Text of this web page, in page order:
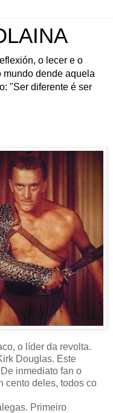
o lecer e o
mundo dende aquela
"Ser diferente é ser
o líder da revolta.
Douglas. Este
inmediato fan o
cento deles, todos co
Primeiro